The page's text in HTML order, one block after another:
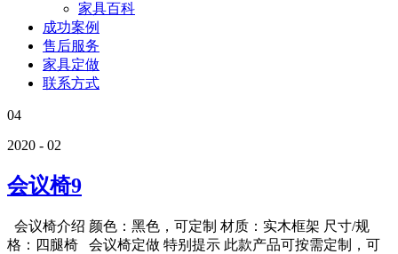
家具百科
成功案例
售后服务
家具定做
联系方式
04
2020 - 02
会议椅9
会议椅介绍 颜色：黑色，可定制 材质：实木框架 尺寸/规
格：四腿椅 会议椅定做 特别提示 此款产品可按需定制，可